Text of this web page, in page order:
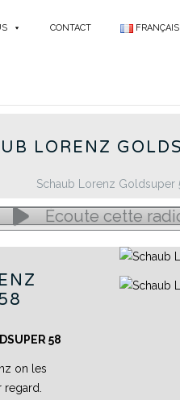
CONTACT FRANÇAIS
LORENZ
Écoute cette
58
on les
regard.